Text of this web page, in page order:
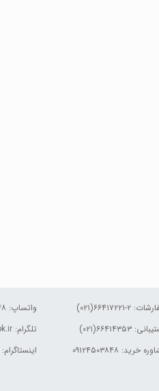
۲-۶۶۴۱۷۲۲۱(۰۲۱)
۶۶۴۱۴۳۵۳(۰۲۱)
خرید: ۰۹۱۲۴۵۰۳۸۴۸
واتساپ: ۰۹۱۲۴۵۰۳۸۴۸
تلگرام: iranbook.ir
اینستاگرام: iranbook.ir